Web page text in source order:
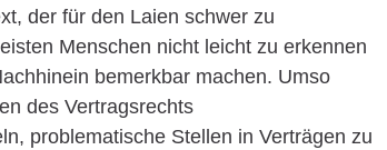
der für den Laien schwer zu
Menschen nicht leicht zu erkennen
bemerkbar machen. Umso
des Vertragsrechts
problematische Stellen in Verträgen zu